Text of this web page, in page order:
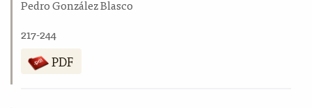
Pedro González Blasco
217-244
PDF